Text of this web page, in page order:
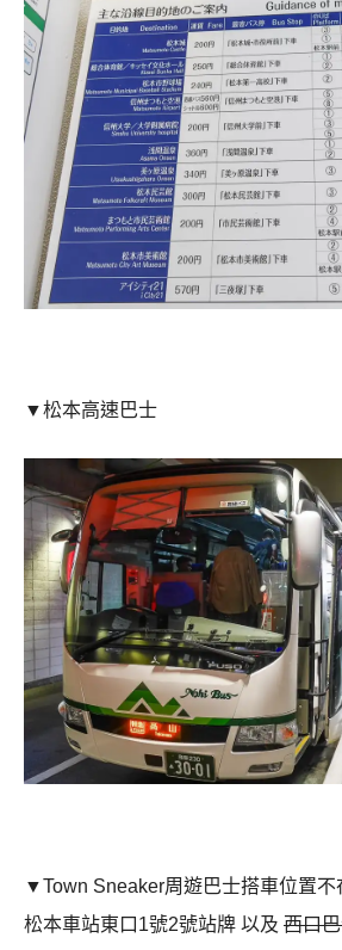
▼松本高速巴士
▼Town Sneaker周遊巴士搭車位置不
松本車站東口1號2號站牌 以及 西口